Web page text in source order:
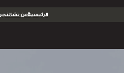
الرئيسيةعن تشالنجر